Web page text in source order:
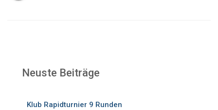
Neuste Beiträge
Klub Rapidturnier 9 Runden